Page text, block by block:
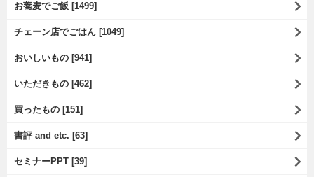
お蕎麦でご飯 [1499]
チェーン店でごはん [1049]
おいしいもの [941]
いただきもの [462]
買ったもの [151]
書評 and etc. [63]
セミナーPPT [39]